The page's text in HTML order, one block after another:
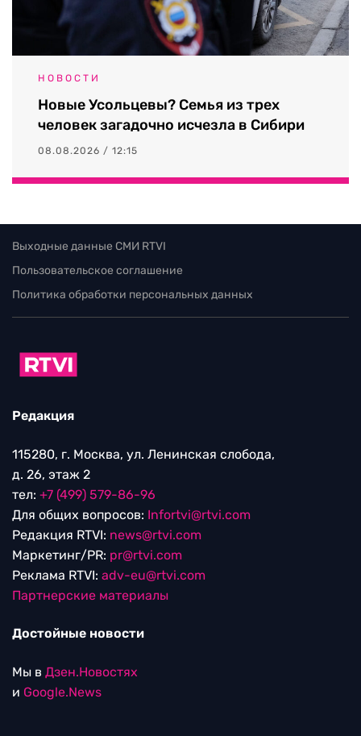
НОВОСТИ
Новые Усольцевы? Семья из трех
человек загадочно исчезла в Сибири
08.08.2026 / 12:15
Выходные данные СМИ RTVI
Пользовательское соглашение
Политика обработки персональных данных
Редакция
115280, г. Москва, ул. Ленинская слобода,
д. 26, этаж 2
тел: +7 (499) 579-86-96
Для общих вопросов: Infortvi@rtvi.com
Редакция RTVI: news@rtvi.com
Маркетинг/PR: pr@rtvi.com
Реклама RTVI: adv-eu@rtvi.com
Партнерские материалы
Достойные новости
Мы в Дзен.Новостях
и Google.News